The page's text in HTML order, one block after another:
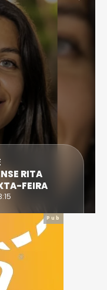
RITA
FEIRA
Pub